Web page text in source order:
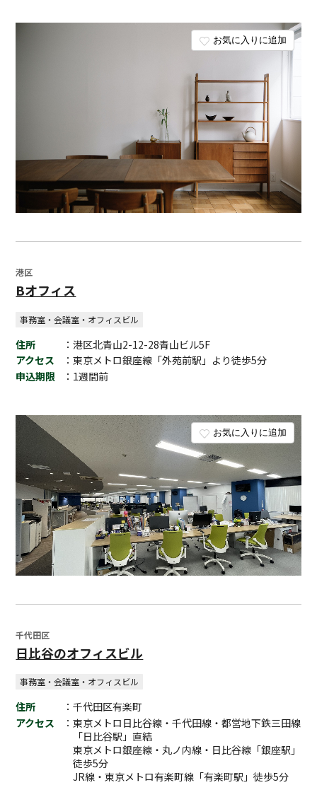
お気に入りに追加
お気に入りに追加
港区
Bオフィス
事務室・会議室・オフィスビル
住所
：港区北青山2-12-28青山ビル5F
アクセス
：東京メトロ銀座線「外苑前駅」より徒歩5分
申込期限
：1週間前
千代田区
日比谷のオフィスビル
事務室・会議室・オフィスビル
住所
：千代田区有楽町
アクセス
：東京メトロ日比谷線・千代田線・都営地下鉄三田線
「日比谷駅」直結
東京メトロ銀座線・丸ノ内線・日比谷線「銀座駅」
徒歩5分
JR線・東京メトロ有楽町線「有楽町駅」徒歩5分